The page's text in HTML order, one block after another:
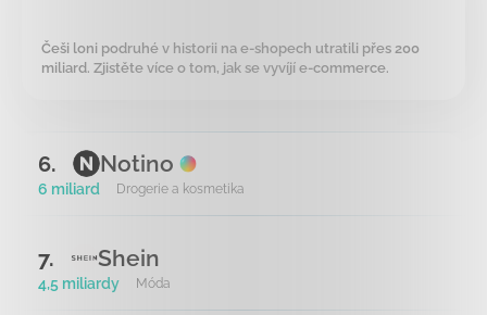
Češi loni podruhé v historii na e-shopech utratili přes 200
miliard. Zjistěte více o tom, jak se vyvíjí e-commerce.
6. Notino
6 miliard Drogerie a kosmetika
7. Shein
4,5 miliardy Móda